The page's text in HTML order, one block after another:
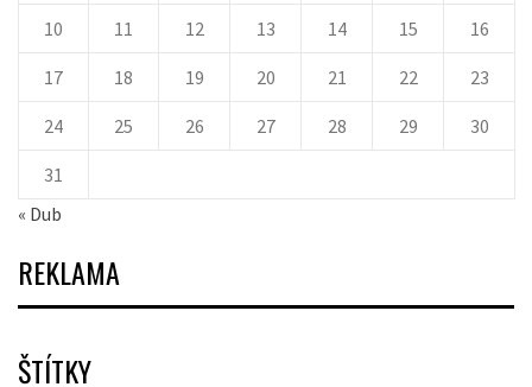
10 11 12 13 14 15 16
17 18 19 20 21 22 23
24 25 26 27 28 29 30
31
« Dub
REKLAMA
ŠTÍTKY